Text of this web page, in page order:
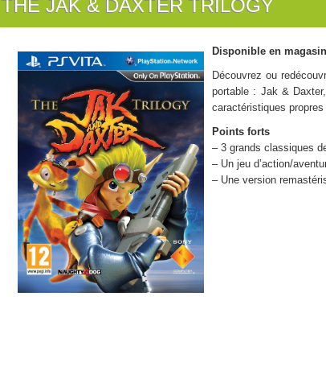
THE JAK & DAXTER TRILOGY
Disponible en
Découvrez ou
portable : Jak &
caractéristiques
Points forts
– 3 grands classiques
– Un jeu d’action/
– Une version